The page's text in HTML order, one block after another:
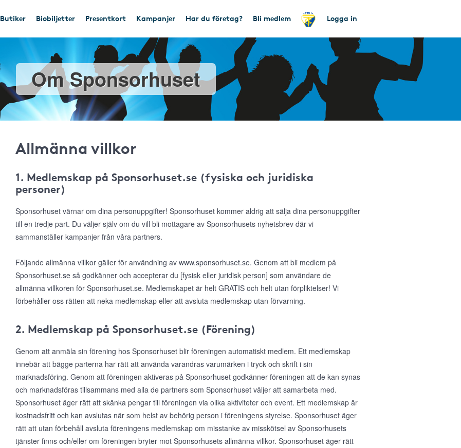
Butiker Biobiljetter Presentkort Kampanjer Har du företag? Bli medlem Logga in
Om Sponsorhuset
Allmänna villkor
1. Medlemskap på Sponsorhuset.se (fysiska och juridiska
personer)
Sponsorhuset värnar om dina personuppgifter! Sponsorhuset kommer aldrig att sälja dina personuppgifter
till en tredje part. Du väljer själv om du vill bli mottagare av Sponsorhusets nyhetsbrev där vi
sammanställer kampanjer från våra partners.
Följande allmänna villkor gäller för användning av www.sponsorhuset.se. Genom att bli medlem på
Sponsorhuset.se så godkänner och accepterar du [fysisk eller juridisk person] som användare de
allmänna villkoren för Sponsorhuset.se. Medlemskapet är helt GRATIS och helt utan förpliktelser! Vi
förbehåller oss rätten att neka medlemskap eller att avsluta medlemskap utan förvarning.
2. Medlemskap på Sponsorhuset.se (Förening)
Genom att anmäla sin förening hos Sponsorhuset blir föreningen automatiskt medlem. Ett medlemskap
innebär att bägge parterna har rätt att använda varandras varumärken i tryck och skrift i sin
marknadsföring. Genom att föreningen aktiveras på Sponsorhuset godkänner föreningen att de kan synas
och marknadsföras tillsammans med alla de partners som Sponsorhuset väljer att samarbeta med.
Sponsorhuset äger rätt att skänka pengar till föreningen via olika aktiviteter och event. Ett medlemskap är
kostnadsfritt och kan avslutas när som helst av behörig person i föreningens styrelse. Sponsorhuset äger
rätt att utan förbehåll avsluta föreningens medlemskap om misstanke av misskötsel av Sponsorhusets
tjänster finns och/eller om föreningen bryter mot Sponsorhusets allmänna villkor. Sponsorhuset äger rätt